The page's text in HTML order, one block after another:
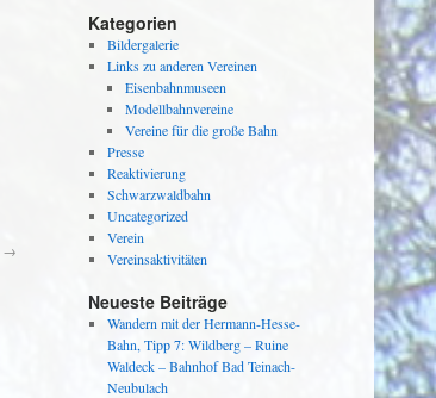
→
Kategorien
Bildergalerie
Links zu anderen Vereinen
Eisenbahnmuseen
Modellbahnvereine
Vereine für die große Bahn
Presse
Reaktivierung
Schwarzwaldbahn
Uncategorized
Verein
Vereinsaktivitäten
Neueste Beiträge
Wandern mit der Hermann-Hesse-
Bahn, Tipp 7: Wildberg – Ruine
Waldeck – Bahnhof Bad Teinach-
Neubulach